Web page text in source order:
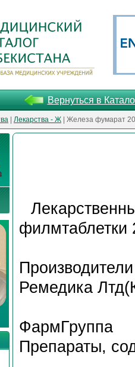
Вернуться в
Лекарства - Ж | Железа фумарат
филмтаблетки
Производители
Ремедика
ФармГруппа
Препараты,